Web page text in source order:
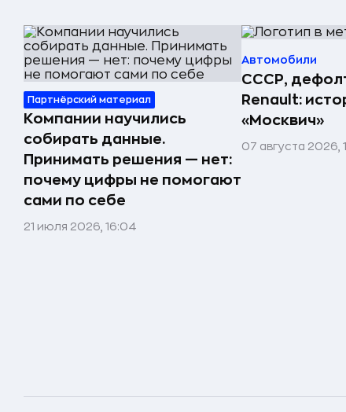
Партнёрский материал
Компании научились
собирать данные.
Принимать решения — нет:
почему цифры не помогают
сами по себе
21 июля 2026, 16:04
Автомобили
СССР,
Renault:
«Москвич»
07 августа 2026,